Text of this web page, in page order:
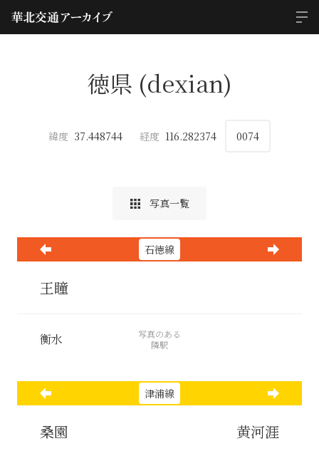
徳県 (dexian)
緯度 37.448744 経度 116.282374 0074
写真一覧
石徳線
王瞳
衡水
写真のある
隣駅
津浦線
桑園 黄河涯